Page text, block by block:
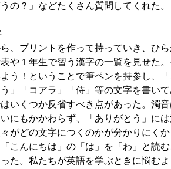
の？」などたくさん質問してくれた。
ら、プリントを作って持っていき、ひ
表や１年生で習う漢字の一覧を見せた
う！ということで筆ペンを持参し、
う」「コアラ」「侍」等の文字を書い
いくつか反省すべき点があった。濁
にもかかわらず、「ありがとう」に
がどの文字につくのかが分かりにく
「こんにちは」の「は」を「わ」と読
た。私たちが英語を学ぶときに悩む